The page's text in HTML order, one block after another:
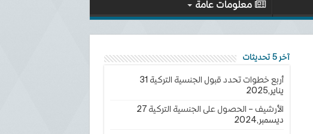
معلومات عامة
آخر 5 تحديثات
أربع خطوات تحدد قبول الجنسية التركية 31
يناير,2025
الأرشيف – الحصول على الجنسية التركية 27
ديسمبر,2024